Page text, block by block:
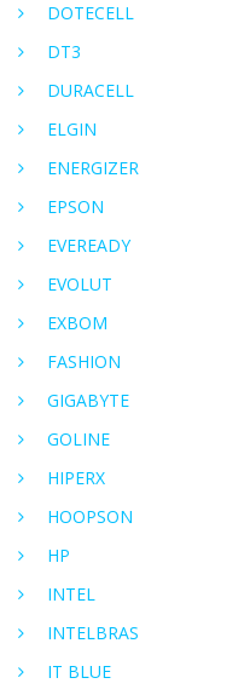
DOTECELL
DT3
DURACELL
ELGIN
ENERGIZER
EPSON
EVEREADY
EVOLUT
EXBOM
FASHION
GIGABYTE
GOLINE
HIPERX
HOOPSON
HP
INTEL
INTELBRAS
IT BLUE